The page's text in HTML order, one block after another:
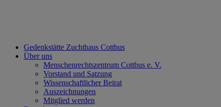
Gedenkstätte Zuchthaus Cottbus
Über uns
Menschenrechtszentrum Cottbus e. V.
Vorstand und Satzung
Wissenschaftlicher Beirat
Auszeichnungen
Mitglied werden